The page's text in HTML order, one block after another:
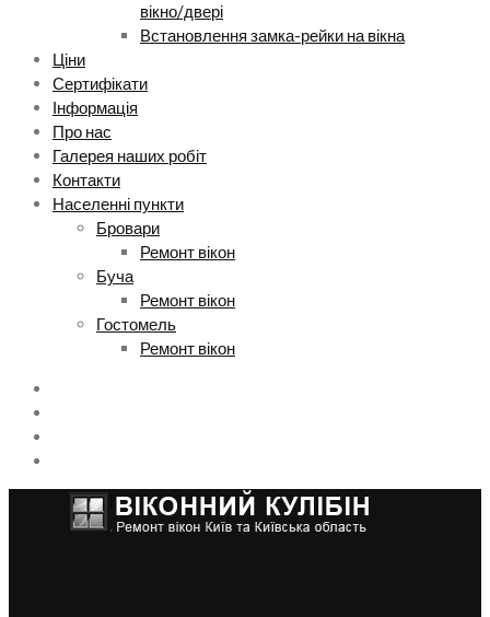
вікно/двері
Встановлення замка-рейки на вікна
Ціни
Сертифікати
Інформація
Про нас
Галерея наших робіт
Контакти
Населенні пункти
Бровари
Ремонт вікон
Буча
Ремонт вікон
Гостомель
Ремонт вікон